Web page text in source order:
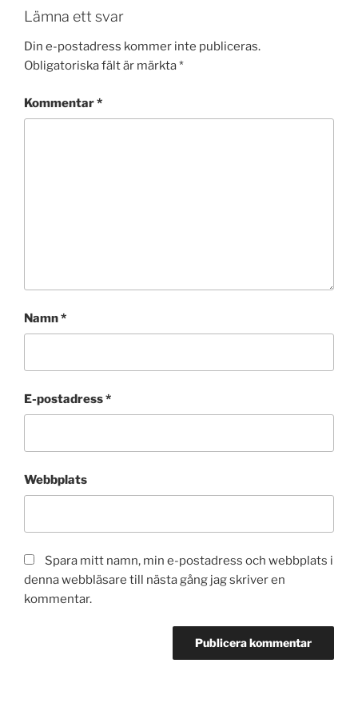
Lämna ett svar
Din e-postadress kommer inte publiceras.
Obligatoriska fält är märkta*
Kommentar*
Namn*
E-postadress*
Webbplats
Spara mitt namn, min e-postadress och webbplats i
denna webbläsare till nästa gång jag skriver en
kommentar.